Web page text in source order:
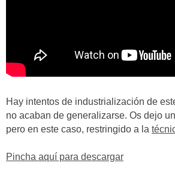
Hay intentos de industrialización de
no acaban de generalizarse. Os dejo
pero en este caso, restringido a la
Pincha aquí para descargar